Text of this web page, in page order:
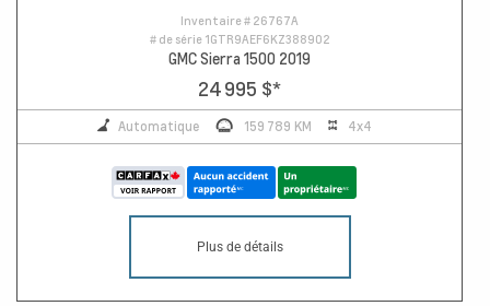
Inventaire # 26767A
# de série 1GTR9AEF6KZ388902
GMC Sierra 1500 2019
24 995 $*
Automatique 159 789 KM 4x4
Plus de détails